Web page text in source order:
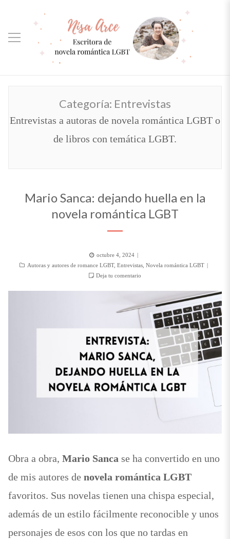
Categoría: Entrevistas
Entrevistas a autoras de novela romántica LGBT o
de libros con temática LGBT.
Mario Sanca: dejando huella en la
novela romántica LGBT
Posted
on
octubre 4, 2024
Categorías
Autoras y autores de romance LGBT, Entrevistas Novela romántica LGBT
Deja tu comentario
Obra a obra, Mario Sanca se ha convertido en uno
de mis autores de novela romántica LGBT
favoritos. Sus novelas tienen una chispa especial,
además de un estilo fácilmente reconocible y unos
personajes de esos con los que no tardas en